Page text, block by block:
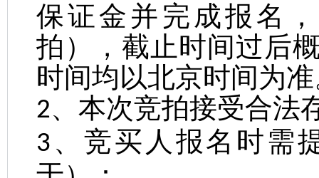
保证金并完成报名
拍），截止时间过后
时间均以北京时间为
2、本次竞拍接受合法
3 、竞买人报名时需